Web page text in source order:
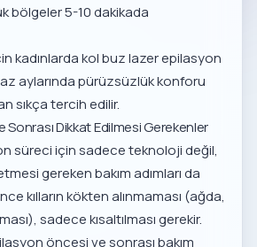
bölgeler 5-10 dakikada
kadınlarda kol buz lazer epilasyon
aylarında pürüzsüzlük konforu
sıkça tercih edilir.
Dikkat Edilmesi Gerekenler
süreci için sadece teknoloji değil,
gereken bakım adımları da
kılların kökten alınmaması (ağda,
sadece kısaltılması gerekir.
öncesi ve sonrası bakım